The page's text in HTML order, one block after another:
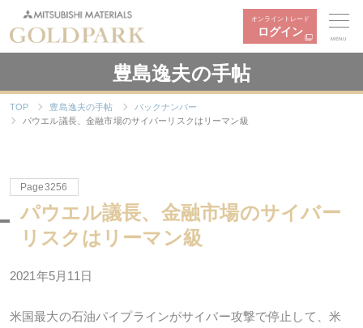
オンライントレード
ログイン
MENU
豊島逸夫の手帖
TOP 豊島逸夫の手帖
バックナンバー
パウエル議長、金融市場のサイバーリスクはリーマン級
Page3256
パウエル議長、金融市場のサイバー
リスクはリーマン級
2021年5月11日
米国最大の石油パイプラインがサイバー攻撃で停止して、米